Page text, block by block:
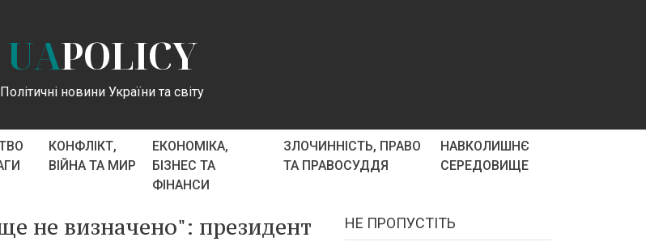
UAPOLICY
Політичні новини України та світу
КОНФЛІКТ,
ВІЙНА ТА МИР
ЕКОНОМІКА,
БІЗНЕС ТА
ФІНАНСИ
ЗЛОЧИННІСТЬ, ПРАВО
ТА ПРАВОСУДДЯ
НАВКОЛИШНЄ
СЕРЕДОВИЩЕ
не визначено": президент
НЕ ПРОПУСТІТЬ